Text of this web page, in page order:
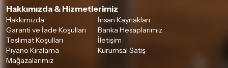
Hakkımızda & Hizmetlerimiz
Hakkımızda
İnsan Kaynakları
Garanti ve İade Koşulları
Banka Hesaplarımız
Teslimat Koşulları
İletişim
Piyano Kiralama
Kurumsal Satış
Mağazalarımız